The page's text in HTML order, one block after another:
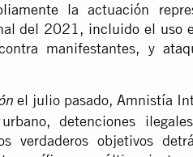
la actuación
del 2021, incluido el uso
manifestantes, y
el julio pasado, Amnistía
detenciones
verdaderos objetivos